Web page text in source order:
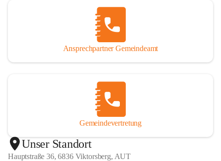
Ansprechpartner Gemeindeamt
Gemeindevertretung
Unser Standort
Hauptstraße 36, 6836 Viktorsberg, AUT